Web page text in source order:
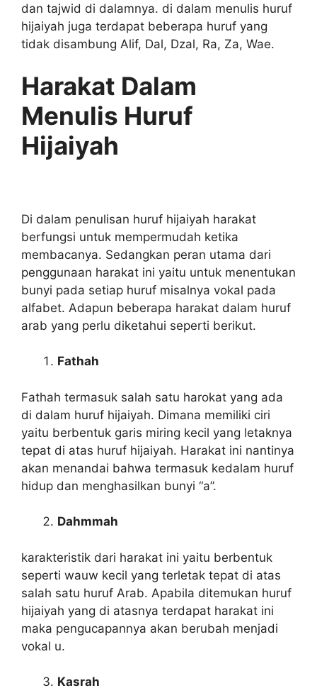
dan tajwid di dalamnya. di dalam menulis huruf
hijaiyah juga terdapat beberapa huruf yang
tidak disambung Alif, Dal, Dzal, Ra, Za, Wae.
Harakat Dalam
Menulis Huruf
Hijaiyah
Di dalam penulisan huruf hijaiyah harakat
berfungsi untuk mempermudah ketika
membacanya. Sedangkan peran utama dari
penggunaan harakat ini yaitu untuk menentukan
bunyi pada setiap huruf misalnya vokal pada
alfabet. Adapun beberapa harakat dalam huruf
arab yang perlu diketahui seperti berikut.
Fathah
Fathah termasuk salah satu harokat yang ada
di dalam huruf hijaiyah. Dimana memiliki ciri
yaitu berbentuk garis miring kecil yang letaknya
tepat di atas huruf hijaiyah. Harakat ini nantinya
akan menandai bahwa termasuk kedalam huruf
hidup dan menghasilkan bunyi “a”.
Dahmmah
karakteristik dari harakat ini yaitu berbentuk
seperti wauw kecil yang terletak tepat di atas
salah satu huruf Arab. Apabila ditemukan huruf
hijaiyah yang di atasnya terdapat harakat ini
maka pengucapannya akan berubah menjadi
vokal u.
Kasrah